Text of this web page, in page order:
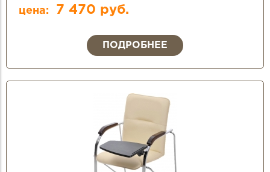
цена: 7 470 руб.
ПОДРОБНЕЕ